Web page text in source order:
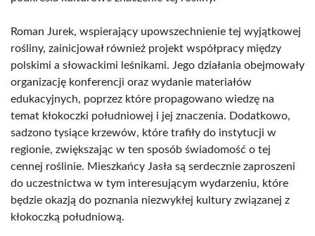
Roman Jurek, wspierający upowszechnienie tej wyjątkowej
rośliny, zainicjował również projekt współpracy między
polskimi a słowackimi leśnikami. Jego działania obejmowały
organizację konferencji oraz wydanie materiałów
edukacyjnych, poprzez które propagowano wiedzę na
temat kłokoczki południowej i jej znaczenia. Dodatkowo,
sadzono tysiące krzewów, które trafiły do instytucji w
regionie, zwiększając w ten sposób świadomość o tej
cennej roślinie. Mieszkańcy Jasła są serdecznie zaproszeni
do uczestnictwa w tym interesującym wydarzeniu, które
będzie okazją do poznania niezwykłej kultury związanej z
kłokoczką południową.